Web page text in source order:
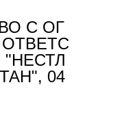
С ОГ
04